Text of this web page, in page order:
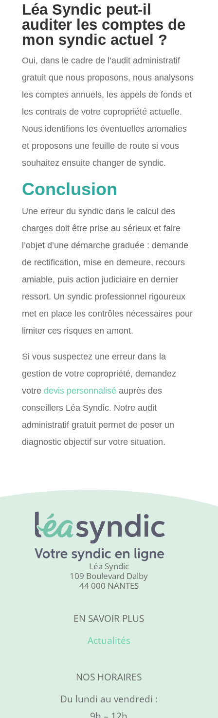
Léa Syndic peut-il
auditer les comptes de
mon syndic actuel ?
Oui, dans le cadre de l’audit administratif
gratuit que nous proposons, nous analysons
les comptes annuels, les appels de fonds et
les contrats de votre copropriété actuelle.
Nous identifions les éventuelles anomalies
et proposons une feuille de route si vous
souhaitez ensuite changer de syndic.
Conclusion
Une erreur du syndic dans le calcul des
charges doit être prise au sérieux et faire
l’objet d’une démarche graduée : demande
de rectification, mise en demeure, recours
amiable, puis action judiciaire en dernier
ressort. Un syndic professionnel rigoureux
met en place les contrôles nécessaires pour
limiter ces risques en amont.
Si vous suspectez une erreur dans la
gestion de votre copropriété, demandez
votre devis personnaliséauprès des
conseillers Léa Syndic. Notre audit
administratif gratuit permet de poser un
diagnostic objectif sur votre situation.
Léa Syndic
109 Boulevard Dalby
44 000 NANTES
EN SAVOIR PLUS
Actualités
NOS HORAIRES
Du lundi au vendredi :